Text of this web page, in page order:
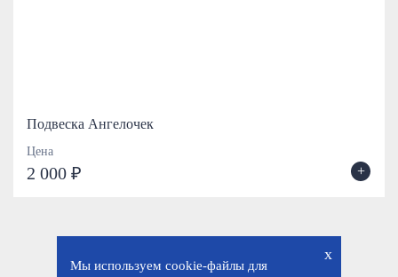
Подвеска Ангелочек
Цена
2 000 ₽ +
x
Мы используем cookie-файлы для